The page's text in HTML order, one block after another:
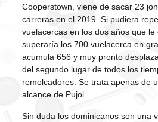
Cooperstown, viene de sacar 23
carreras en el 2019. Si pudiera
vuelacercas en los dos años que le
superaría los 700 vuelacerca en
acumula 656 y muy pronto
del segundo lugar de todos los
remolcadores. Se trata apenas de
alcance de Pujol.
Sin duda los dominicanos son una